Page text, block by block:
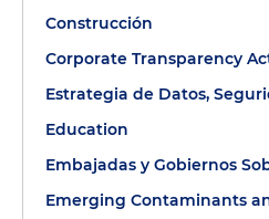
Construcción
Corporate Transparency
Estrategia de Datos,
Education
Embajadas y Gobiernos
Emerging Contaminants